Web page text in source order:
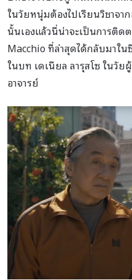
ในวัยหนุ่มต้องไปเรียนวิชาจา
นั้นเองแล้วนี่น่าจะเป็นการติด
Macchio ที่ล่าสุดได้กลับมาใน
ในบท เดเนียล ลารุสโซ ในวั
อาจารย์